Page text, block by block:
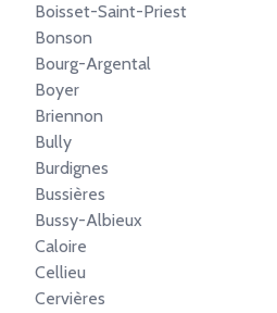
Boisset-Saint-Priest
Bonson
Bourg-Argental
Boyer
Briennon
Bully
Burdignes
Bussières
Bussy-Albieux
Caloire
Cellieu
Cervières